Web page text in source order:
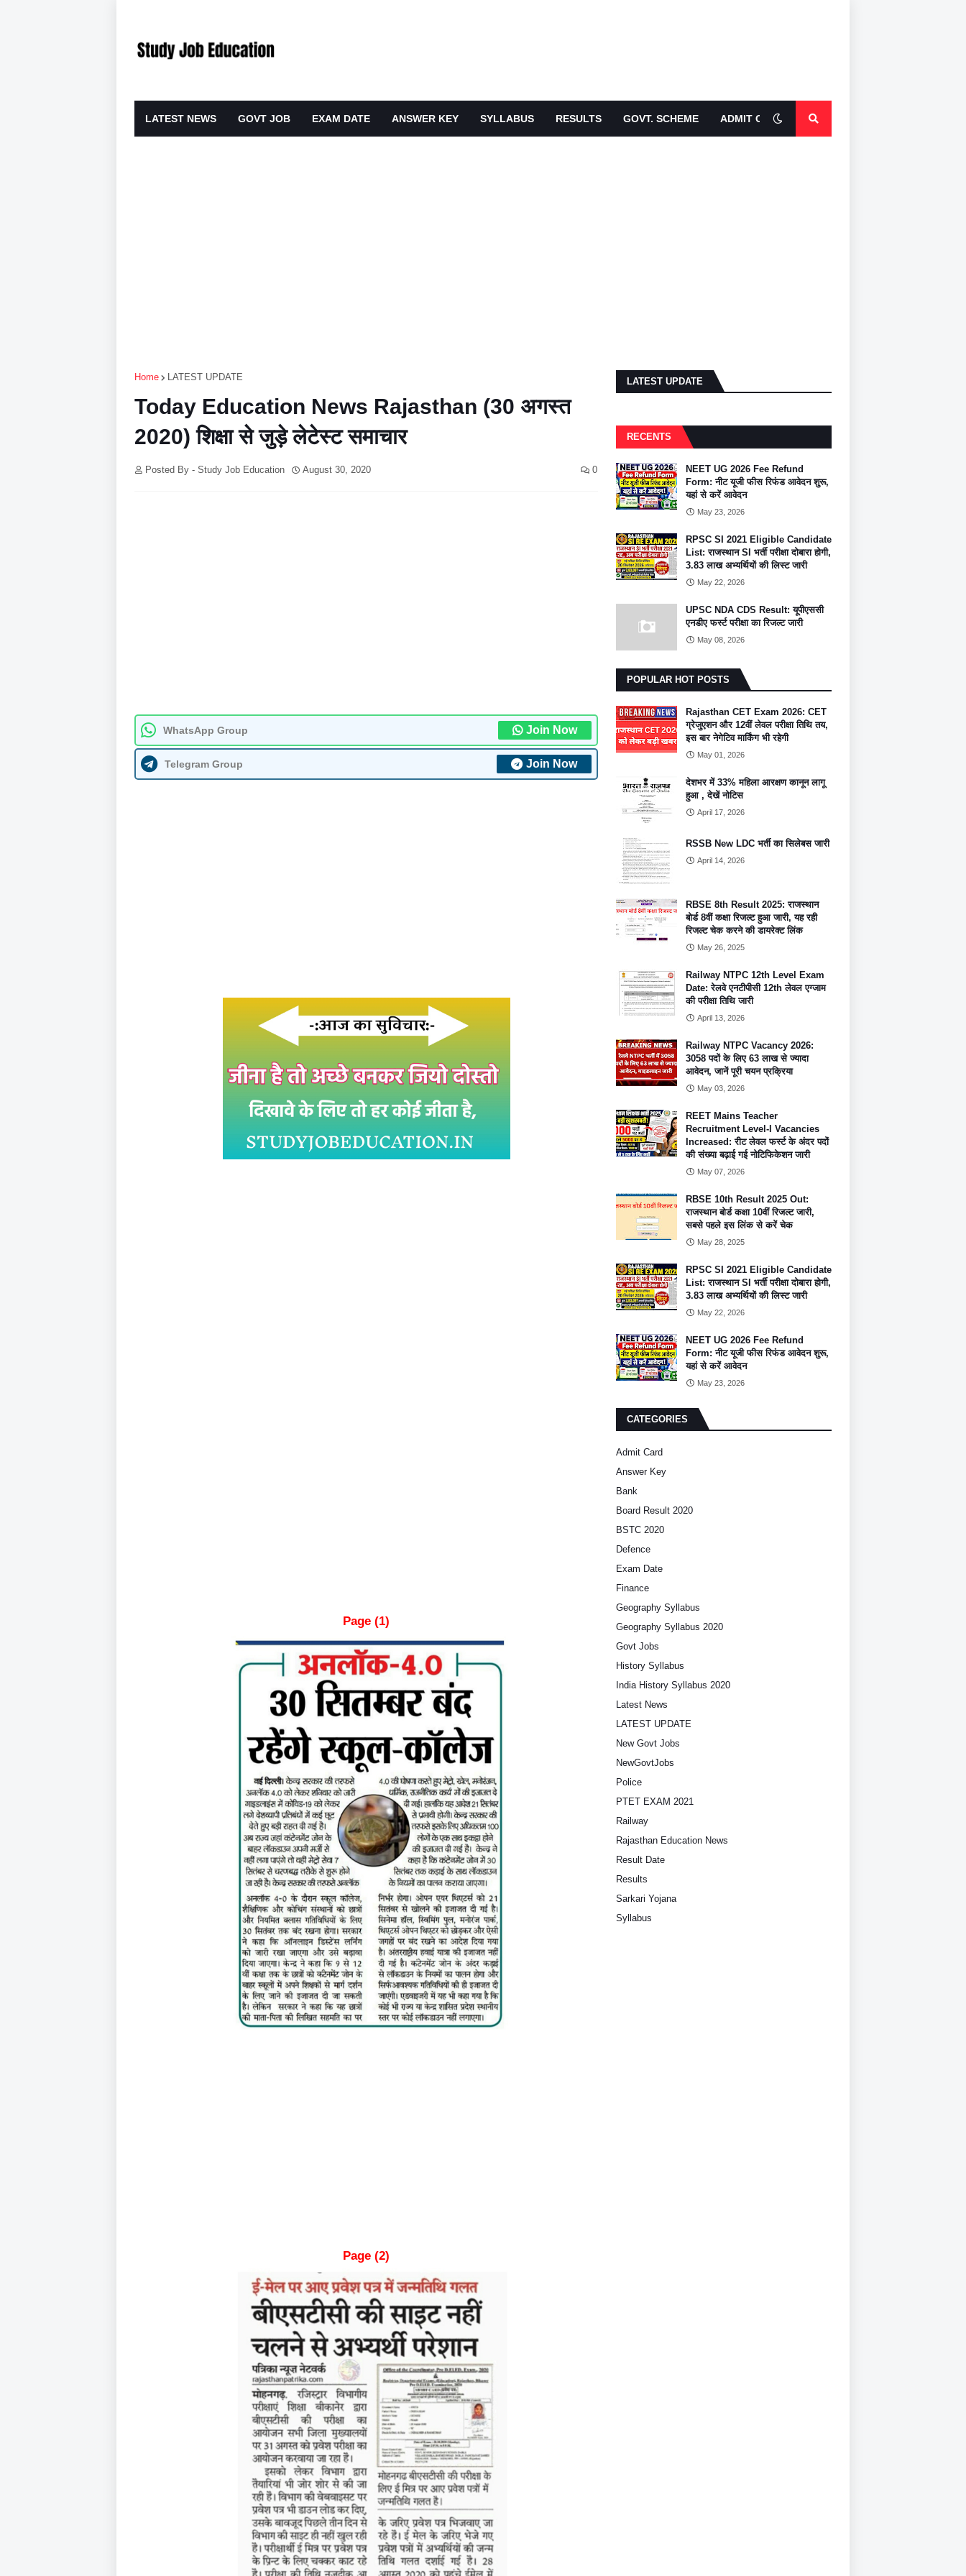
LATEST NEWS GOVT JOB EXAM DATE ANSWER KEY SYLLABUS RESULTS GOVT. SCHEME ADMIT CARDS
Home LATEST UPDATE
Today Education News Rajasthan (30 अगस्त
2020) शिक्षा से जुड़े लेटेस्ट समाचार
Posted By - Study Job Education August 30, 2020 0
WhatsApp Group Join Now
Telegram Group Join Now
Page (1)
Page (2)
LATEST UPDATE
RECENTS
NEET UG 2026 Fee Refund
Form: नीट यूजी फीस रिफंड आवेदन शुरू,
यहां से करें आवेदन
May 23, 2026
RPSC SI 2021 Eligible Candidate
List: राजस्थान SI भर्ती परीक्षा दोबारा होगी,
3.83 लाख अभ्यर्थियों की लिस्ट जारी
May 22, 2026
UPSC NDA CDS Result: यूपीएससी
एनडीए फर्स्ट परीक्षा का रिजल्ट जारी
May 08, 2026
POPULAR HOT POSTS
Rajasthan CET Exam 2026: CET
ग्रेजुएशन और 12वीं लेवल परीक्षा तिथि तय,
इस बार नेगेटिव मार्किंग भी रहेगी
May 01, 2026
देशभर में 33% महिला आरक्षण कानून लागू
हुआ , देखें नोटिस
April 17, 2026
RSSB New LDC भर्ती का सिलेबस जारी
April 14, 2026
RBSE 8th Result 2025: राजस्थान
बोर्ड 8वीं कक्षा रिजल्ट हुआ जारी, यह रही
रिजल्ट चेक करने की डायरेक्ट लिंक
May 26, 2025
Railway NTPC 12th Level Exam
Date: रेलवे एनटीपीसी 12th लेवल एग्जाम
की परीक्षा तिथि जारी
April 13, 2026
Railway NTPC Vacancy 2026:
3058 पदों के लिए 63 लाख से ज्यादा
आवेदन, जानें पूरी चयन प्रक्रिया
May 03, 2026
REET Mains Teacher
Recruitment Level-I Vacancies
Increased: रीट लेवल फर्स्ट के अंदर पदों
की संख्या बढ़ाई गई नोटिफिकेशन जारी
May 07, 2026
RBSE 10th Result 2025 Out:
राजस्थान बोर्ड कक्षा 10वीं रिजल्ट जारी,
सबसे पहले इस लिंक से करें चेक
May 28, 2025
RPSC SI 2021 Eligible Candidate
List: राजस्थान SI भर्ती परीक्षा दोबारा होगी,
3.83 लाख अभ्यर्थियों की लिस्ट जारी
May 22, 2026
NEET UG 2026 Fee Refund
Form: नीट यूजी फीस रिफंड आवेदन शुरू,
यहां से करें आवेदन
May 23, 2026
CATEGORIES
Admit Card
Answer Key
Bank
Board Result 2020
BSTC 2020
Defence
Exam Date
Finance
Geography Syllabus
Geography Syllabus 2020
Govt Jobs
History Syllabus
India History Syllabus 2020
Latest News
LATEST UPDATE
New Govt Jobs
NewGovtJobs
Police
PTET EXAM 2021
Railway
Rajasthan Education News
Result Date
Results
Sarkari Yojana
Syllabus